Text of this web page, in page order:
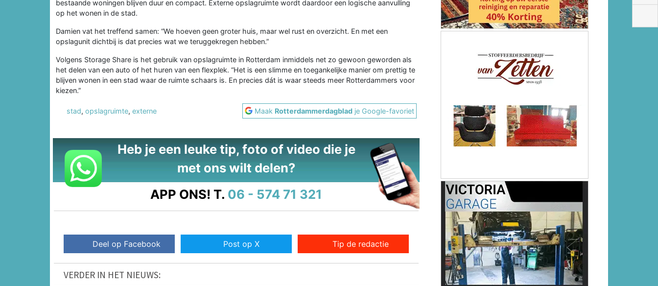
bestaande woningen blijven duur en compact. Externe opslagruimte wordt daardoor een logische aanvulling
op het wonen in de stad.
Damien vat het treffend samen: “We hoeven geen groter huis, maar wel rust en overzicht. En met een
opslagunit dichtbij is dat precies wat we teruggekregen hebben.”
Volgens Storage Share is het gebruik van opslagruimte in Rotterdam inmiddels net zo gewoon geworden als
het delen van een auto of het huren van een flexplek. “Het is een slimme en toegankelijke manier om prettig te
blijven wonen in een stad waar de ruimte schaars is. En precies dát is waar steeds meer Rotterdammers voor
kiezen.”
stad, opslagruimte, externe Maak Rotterdammerdagblad je Google-favoriet
Heb je een leuke tip, foto of video die je
met ons wilt delen?
APP ONS! T. 06 - 574 71 321
Deel op Facebook Post op X Tip de redactie
VERDER IN HET NIEUWS: